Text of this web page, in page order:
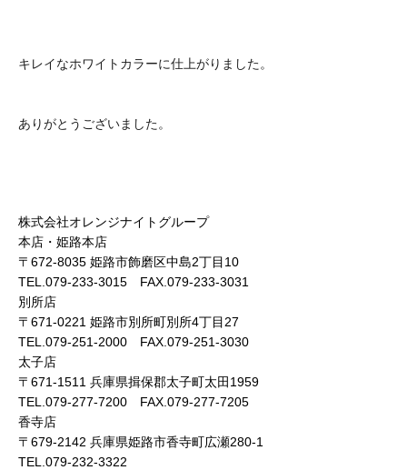
キレイなホワイトカラーに仕上がりました。
ありがとうございました。
株式会社オレンジナイトグループ
本店・姫路本店
〒672-8035 姫路市飾磨区中島2丁目10
TEL.079-233-3015 FAX.079-233-3031
別所店
〒671-0221 姫路市別所町別所4丁目27
TEL.079-251-2000 FAX.079-251-3030
太子店
〒671-1511 兵庫県揖保郡太子町太田1959
TEL.079-277-7200 FAX.079-277-7205
香寺店
〒679-2142 兵庫県姫路市香寺町広瀬280-1
TEL.079-232-3322